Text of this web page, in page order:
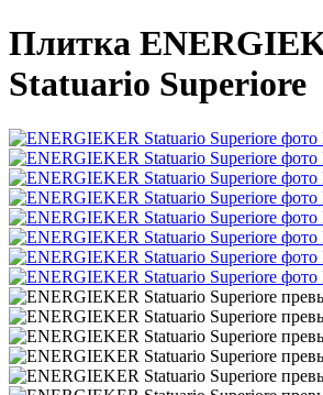
Плитка
Statuario Superiore